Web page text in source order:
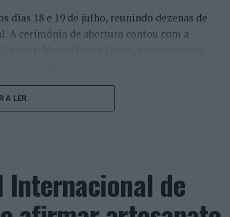
dias 18 e 19 de julho, reunindo dezenas de
A cerimónia de abertura contou com a
ténis.
como Casper Ruud (Noruega), Alejandro
Tabilo e pelo belga Alexander Blockx.
também o regresso do suíço Stan
do antigo vencedor de três
A LER
Internacional de